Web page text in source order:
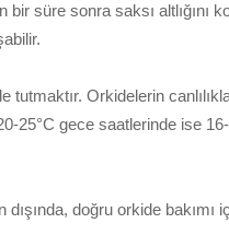
süre sonra saksı altlığını
Orkidelerin
25°C gece saatlerinde ise
doğru orkide bakımı